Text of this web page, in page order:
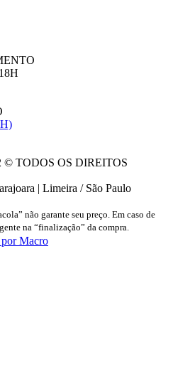
© TODOS OS DIREITOS
| Limeira / São Paulo
não garante seu preço. Em caso de
na “finalização” da compra.
por Macro